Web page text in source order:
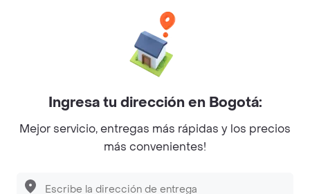
Sobre Rappi
Facebook
Twitter
Instagram
©2026Rappi Inc. All rights reserved.
Ingresa tu dirección en Bogotá:
Mejor servicio, entregas más rápidas y los precios
más convenientes!